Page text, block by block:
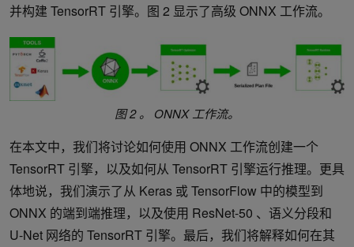
并构建 TensorRT 引擎。图 2 显示了高级 ONNX 工作流。
图 2 。 ONNX 工作流。
在本文中，我们将讨论如何使用 ONNX 工作流创建一个
TensorRT 引擎，以及如何从 TensorRT 引擎运行推理。更具
体地说，我们演示了从 Keras 或 TensorFlow 中的模型到
ONNX 的端到端推理，以及使用 ResNet-50 、语义分段和
U-Net 网络的 TensorRT 引擎。最后，我们将解释如何在其